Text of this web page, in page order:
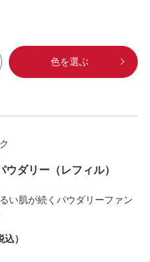
色を選ぶ
ウダリー（レフィル）
い肌が続くパウダリーファン
込）